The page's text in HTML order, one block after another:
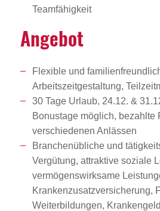
Teamfähigkeit
Angebot
Flexible und
Arbeitszeitgestaltung,
30 Tage Urlaub, 24.12. &
Bonustage möglich, bezahlte
verschiedenen Anlässen
Branchenübliche und
Vergütung, attraktive soziale
vermögenswirksame
Krankenzusatzversicherung,
Weiterbildungen,